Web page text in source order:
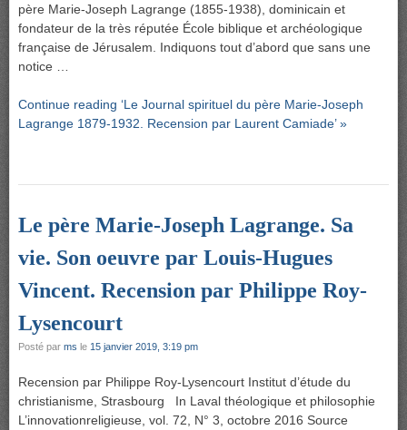
père Marie-Joseph Lagrange (1855‑1938), dominicain et
fondateur de la très réputée École biblique et archéologique
française de Jérusalem. Indiquons tout d’abord que sans une
notice …
Continue reading ‘Le Journal spirituel du père Marie-Joseph
Lagrange 1879-1932. Recension par Laurent Camiade’ »
Le père Marie-Joseph Lagrange. Sa
vie. Son oeuvre par Louis-Hugues
Vincent. Recension par Philippe Roy-
Lysencourt
Posté par ms le 15 janvier 2019, 3:19 pm
Recension par Philippe Roy-Lysencourt Institut d’étude du
christianisme, Strasbourg In Laval théologique et philosophie
L’innovationreligieuse, vol. 72, N° 3, octobre 2016 Source